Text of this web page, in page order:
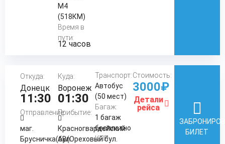
М4
(518КМ)
Время в
пути:
12 часов
Откуда:
Донецк
11:30
Отправление:
маг.
Брусничка(бул.
Куда:
Воронеж
01:30
Прибытие:
Красногвардейский
АВ(Ореховый бул.
Транспорт:
Автобус
(50 мест)
Багаж:
1 багаж
бесплатно
КПП:
Стоимость:
3000₽
Детали
рейса
БИЛЕТ